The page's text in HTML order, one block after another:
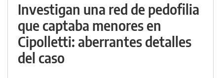
Investigan una red de pedofilia
que captaba menores en
Cipolletti: aberrantes detalles
del caso